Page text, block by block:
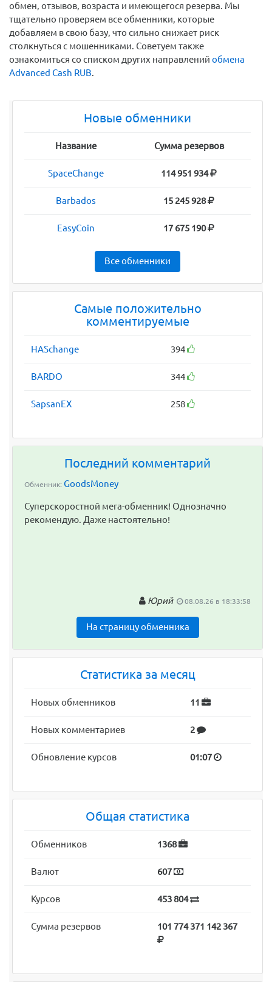
обмен, отзывов, возраста и имеющегося резерва. Мы
тщательно проверяем все обменники, которые
добавляем в свою базу, что сильно снижает риск
столкнуться с мошенниками. Советуем также
ознакомиться со списком других направлений обмена
Advanced Cash RUB.
Новые обменники
Название Сумма резервов
SpaceChange 114 951 934
Barbados 15 245 928
EasyCoin 17 675 190
Все обменники
Самые положительно
комментируемые
HASchange 394
BARDO 344
SapsanEX 258
Последний комментарий
Обменник: GoodsMoney
Суперскоростной мега-обменник! Однозначно
рекомендую. Даже настоятельно!
Юрий 08.08.26 в 18:33:58
На страницу обменника
Статистика за месяц
Новых обменников 11
Новых комментариев 2
Обновление курсов 01:07
Общая статистика
Обменников 1368
Валют 607
Курсов 453 804
Сумма резервов 101 774 371 142 367